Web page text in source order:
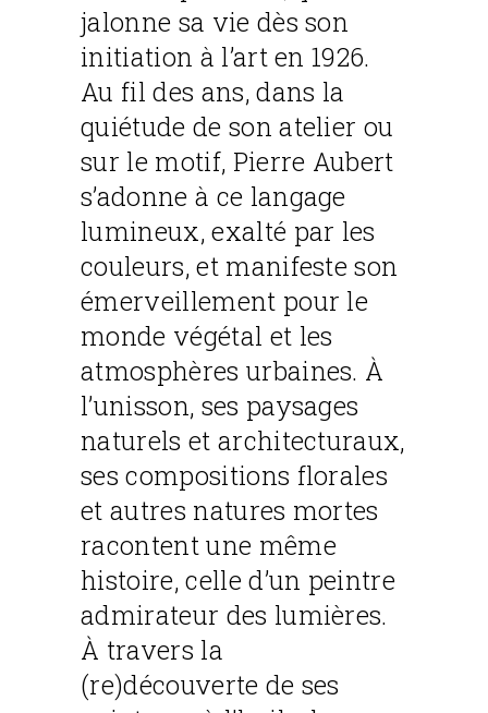
jalonne sa vie dès son
initiation à l’art en 1926.
Au fil des ans, dans la
quiétude de son atelier ou
sur le motif, Pierre Aubert
s’adonne à ce langage
lumineux, exalté par les
couleurs, et manifeste son
émerveillement pour le
monde végétal et les
atmosphères urbaines. À
l’unisson, ses paysages
naturels et architecturaux,
ses compositions florales
et autres natures mortes
racontent une même
histoire, celle d’un peintre
admirateur des lumières.
À travers la
(re)découverte de ses